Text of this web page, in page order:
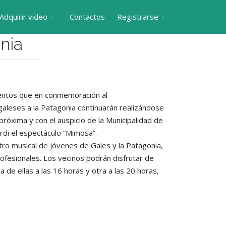
Adquirir video Contactos Registrarse
que en conmemoración al
a la Patagonia continuarán realizándose
y con el auspicio de la Municipalidad de
el espectáculo “Mimosa”.
musical de jóvenes de Gales y la Patagonia,
Los vecinos podrán disfrutar de
de ellas a las 16 horas y otra a las 20 horas,